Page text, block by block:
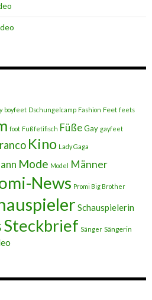
boyfeet Dschungelcamp Fashion Feet feets
foot Fußfetifisch FüßeGay gayfeet
Kino Lady Gaga
Mode Model Männer
News Promi Big Brother
Schauspielerin
Steckbrief Sänger Sängerin